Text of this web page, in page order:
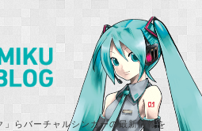
」らバーチャルシンガーの最新情報を